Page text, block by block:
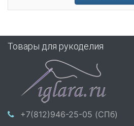
Товары для рукоделия
+7(812)946-25-05 (СПб)